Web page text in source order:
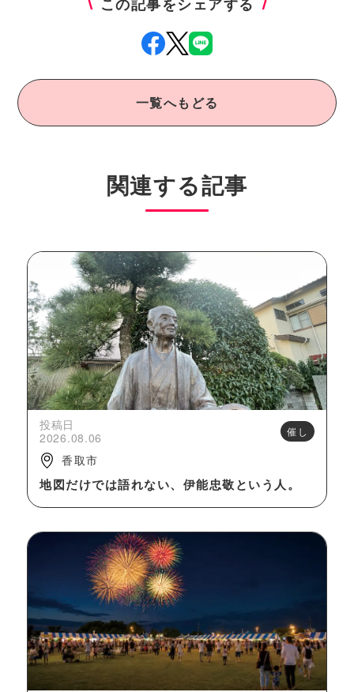
一覧へもどる
関連する記事
投稿日
2026.08.06
催し
香取市
地図だけでは語れない、伊能忠敬という人。